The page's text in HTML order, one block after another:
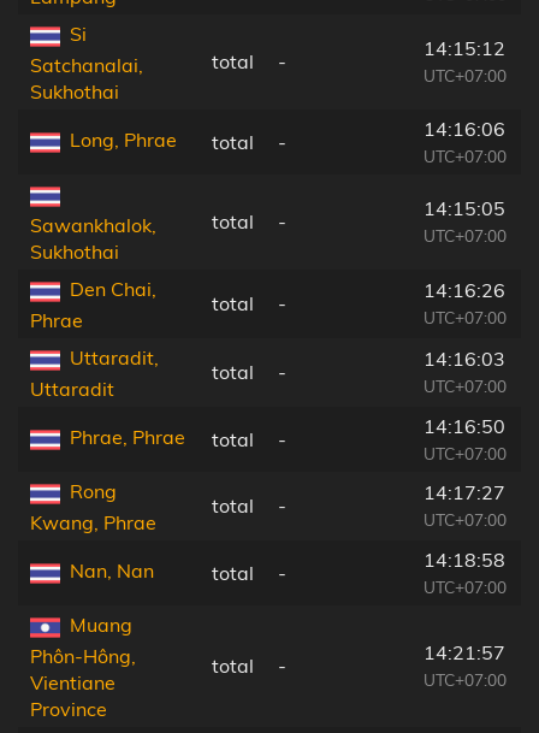
Si
Satchanalai,
Sukhothai
total -
14:15:12
UTC+07:00
Long, Phrae total -
14:16:06
UTC+07:00
Sawankhalok,
Sukhothai
total -
14:15:05
UTC+07:00
Den Chai,
Phrae
total -
14:16:26
UTC+07:00
Uttaradit,
Uttaradit
total -
14:16:03
UTC+07:00
Phrae, Phrae total -
14:16:50
UTC+07:00
Rong
Kwang, Phrae
total -
14:17:27
UTC+07:00
Nan, Nan total -
14:18:58
UTC+07:00
Muang
Phôn-Hông,
Vientiane
Province
total -
14:21:57
UTC+07:00